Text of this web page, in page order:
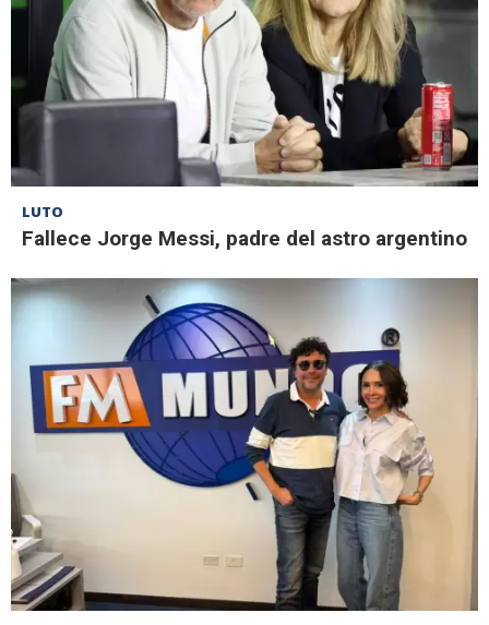
LUTO
Fallece Jorge Messi, padre del astro argentino